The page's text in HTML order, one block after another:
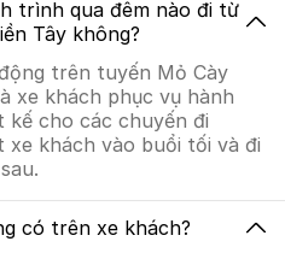
trình qua đêm nào đi từ
Tây không?
trên tuyến Mỏ Cày
xe khách phục vụ hành
cho các chuyến đi
khách vào buổi tối và đi
có trên xe khách?